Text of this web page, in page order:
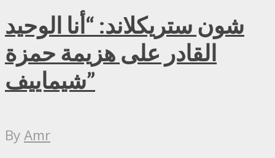
شون ستريكلاند: “أنا الوحيد
القادر على هزيمة حمزة
شيماييف”
ByAmr